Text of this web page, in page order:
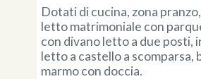
Dotati di cucina, zona
letto matrimoniale con
con divano letto a due posti,
letto a castello a scomparsa,
marmo con doccia.